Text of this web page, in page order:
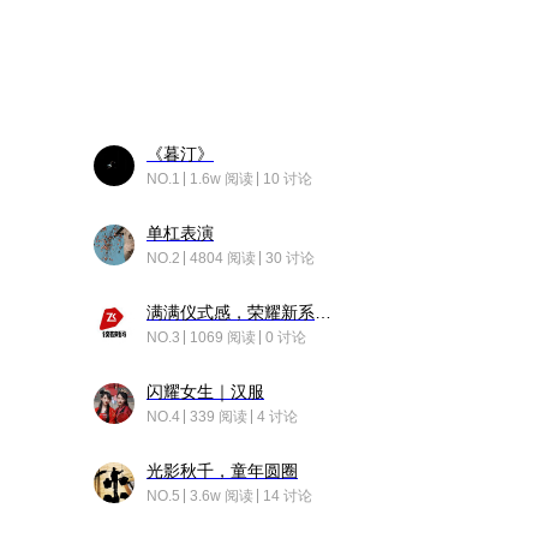
《暮汀》
NO.1 1.6w 阅读 10 讨论
单杠表演
NO.2 4804 阅读 30 讨论
NO.3 1069 阅读 0 讨论
闪耀女生｜汉服
NO.4 339 阅读 4 讨论
光影秋千，童年圆圈
NO.5 3.6w 阅读 14 讨论